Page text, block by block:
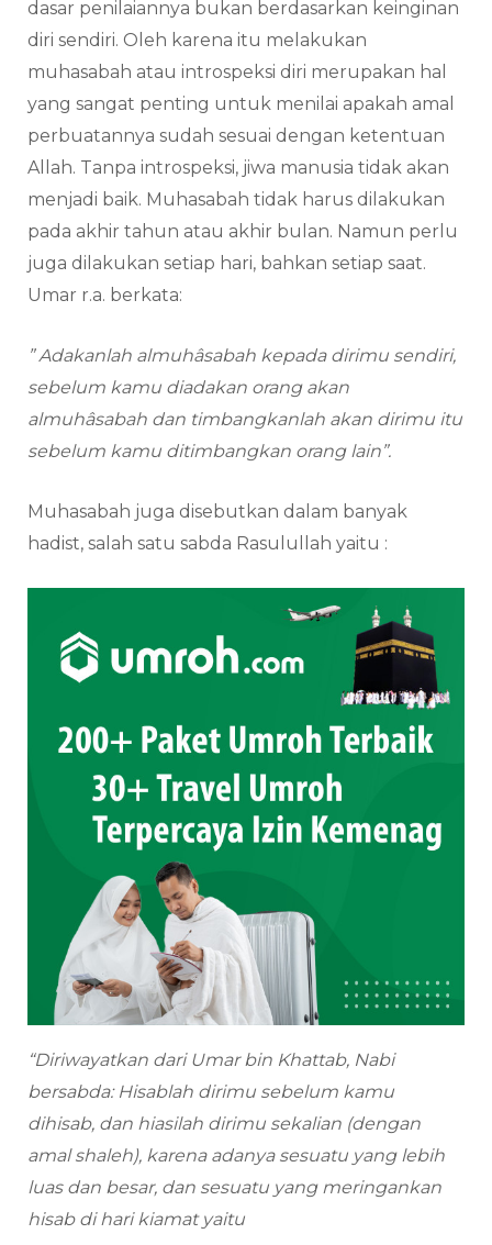
dasar penilaiannya bukan berdasarkan keinginan
diri sendiri. Oleh karena itu melakukan
muhasabah atau introspeksi diri merupakan hal
yang sangat penting untuk menilai apakah amal
perbuatannya sudah sesuai dengan ketentuan
Allah. Tanpa introspeksi, jiwa manusia tidak akan
menjadi baik. Muhasabah tidak harus dilakukan
pada akhir tahun atau akhir bulan. Namun perlu
juga dilakukan setiap hari, bahkan setiap saat.
Umar r.a. berkata:
” Adakanlah almuhâsabah kepada dirimu sendiri,
sebelum kamu diadakan orang akan
almuhâsabah dan timbangkanlah akan dirimu itu
sebelum kamu ditimbangkan orang lain”.
Muhasabah juga disebutkan dalam banyak
hadist, salah satu sabda Rasulullah yaitu :
“Diriwayatkan dari Umar bin Khattab, Nabi
bersabda: Hisablah dirimu sebelum kamu
dihisab, dan hiasilah dirimu sekalian (dengan
amal shaleh), karena adanya sesuatu yang lebih
luas dan besar, dan sesuatu yang meringankan
hisab di hari kiamat yaitu